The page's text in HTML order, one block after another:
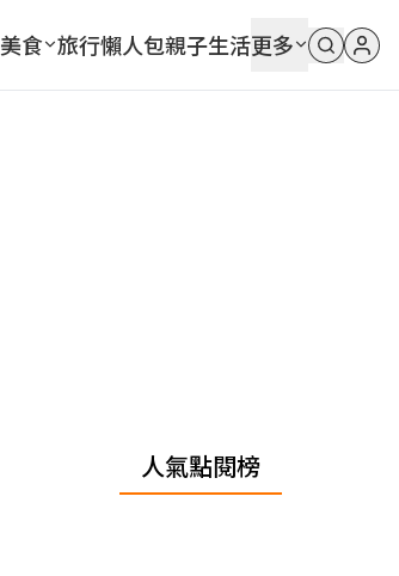
美食 旅行懶人包親子生活更多
人氣點閱榜